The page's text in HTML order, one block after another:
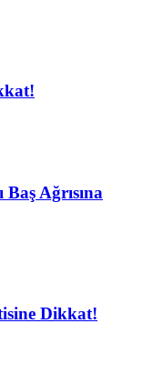
Ağrısına
Dikkat!